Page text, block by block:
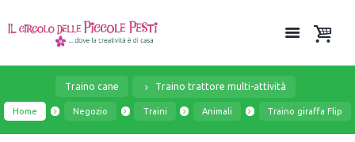
Traino cane Traino trattore multi-attività
Home Negozio Traini Animali Traino giraffa Flip